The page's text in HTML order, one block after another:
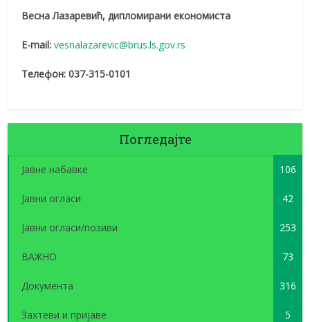
Весна Лазаревић, дипломирани економиста
E-mail:vesnalazarevic@brus.ls.gov.rs
Телефон: 037-315-0101
Погледајте
Јавне набавке 106
Јавни огласи 42
Јавни огласи/позиви 253
ВАЖНО 73
Документа 316
Захтеви и пријаве 5